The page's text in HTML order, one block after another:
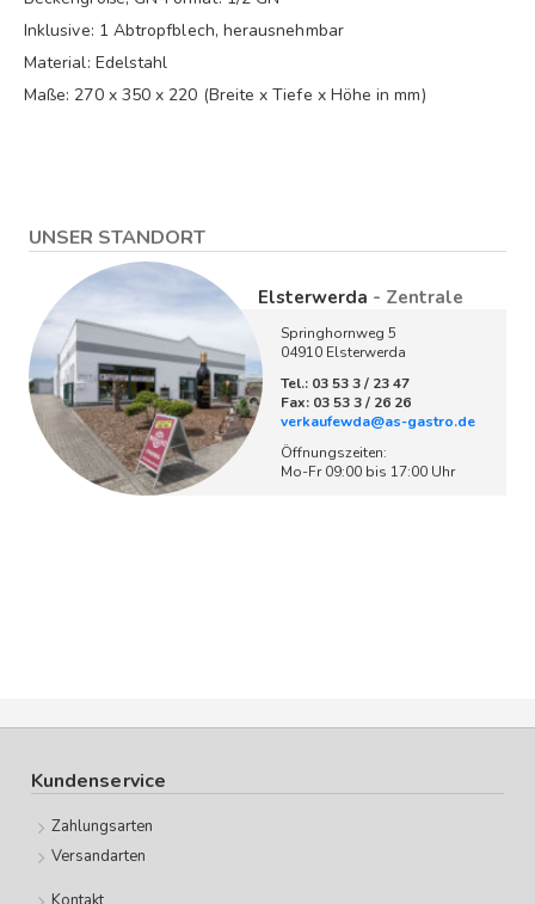
Inklusive: 1 Abtropfblech, herausnehmbar
Material: Edelstahl
Maße: 270 x 350 x 220 (Breite x Tiefe x Höhe in mm)
UNSER STANDORT
Elsterwerda - Zentrale
Springhornweg 5
04910 Elsterwerda
Tel.: 03 53 3 / 23 47
Fax: 03 53 3 / 26 26
verkaufewda@as-gastro.de
Öffnungszeiten:
Mo-Fr 09:00 bis 17:00 Uhr
Kundenservice
Zahlungsarten
Versandarten